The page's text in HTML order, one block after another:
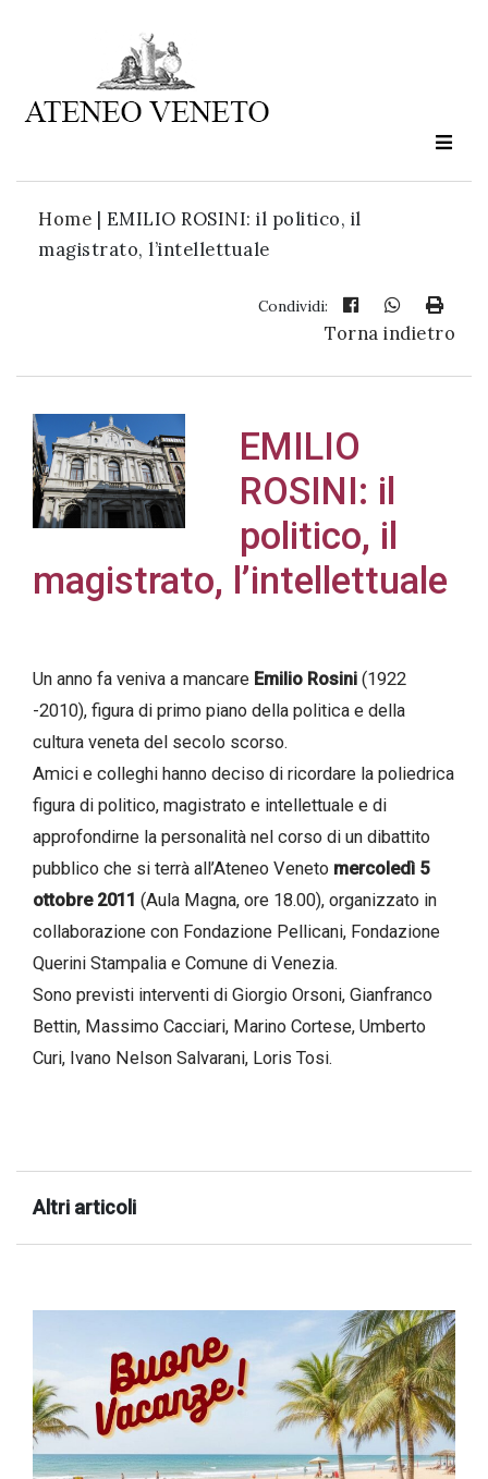
Home | EMILIO ROSINI: il politico, il
magistrato, l’intellettuale
Condividi:
Torna indietro
EMILIO
ROSINI: il
politico, il
magistrato, l’intellettuale
Un anno fa veniva a mancare Emilio Rosini (1922
-2010), figura di primo piano della politica e della
cultura veneta del secolo scorso.
Amici e colleghi hanno deciso di ricordare la poliedrica
figura di politico, magistrato e intellettuale e di
approfondirne la personalità nel corso di un dibattito
pubblico che si terrà all’Ateneo Veneto mercoledì 5
ottobre 2011 (Aula Magna, ore 18.00), organizzato in
collaborazione con Fondazione Pellicani, Fondazione
Querini Stampalia e Comune di Venezia.
Sono previsti interventi di Giorgio Orsoni, Gianfranco
Bettin, Massimo Cacciari, Marino Cortese, Umberto
Curi, Ivano Nelson Salvarani, Loris Tosi.
Altri articoli
Ateneo
è
cultura
miei dati
personali in
accordo
con il
decreto
legislativo
Registrazione
avvenuta con
successo!